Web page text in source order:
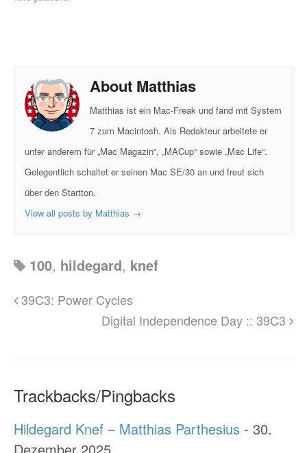
About Matthias
Matthias ist ein Mac-Freak und fand mit System
7 zum Macintosh. Als Redakteur arbeitete er
unter anderem für „Mac Magazin“, „MACup“ sowie „Mac Life“.
Gelegentlich schaltet er seinen Mac SE/30 an und freut sich
über den Startton.
View all posts by Matthias →
100, hildegard, knef
39C3: Power Cycles
Digital Independence Day :: 39C3
Trackbacks/Pingbacks
Hildegard Knef – Matthias Parthesius - 30.